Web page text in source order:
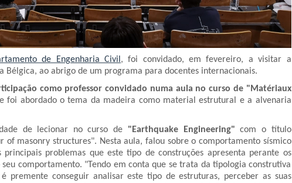
de Engenharia Civil , foi convidado, em fevereiro, a visitar a
Bélgica, ao abrigo de um programa para docentes internacionais.
como professor convidado numa aula no curso de "Matériaux
foi abordado o tema da madeira como material estrutural e a alvenaria
de lecionar no curso de "Earthquake Engineering" com o título
of masonry structures". Nesta aula, falou sobre o comportamento sísmico
problemas que este tipo de construções apresenta perante os
comportamento. "Tendo em conta que se trata da tipologia construtiva
premente conseguir analisar este tipo de estruturas, perceber as suas